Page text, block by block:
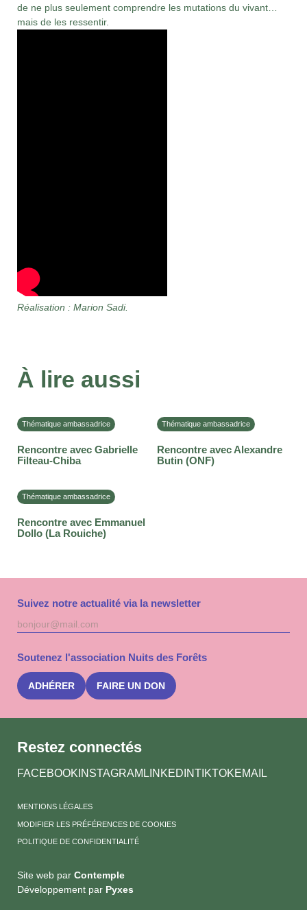
de ne plus seulement comprendre les mutations du vivant…
mais de les ressentir.
Réalisation : Marion Sadi.
À lire aussi
Thématique ambassadrice
Rencontre avec Gabrielle
Filteau-Chiba
Thématique ambassadrice
Rencontre avec Alexandre
Butin (ONF)
Thématique ambassadrice
Rencontre avec Emmanuel
Dollo (La Rouiche)
Suivez notre actualité via la newsletter
Adresse
mail
à
Soutenez l'association Nuits des Forêts
ADHÉRER FAIRE UN DON
Restez connectés
FACEBOOK INSTAGRAM LINKEDINTIKTOKEMAIL
MENTIONS LÉGALES
MODIFIER LES PRÉFÉRENCES DE COOKIES
POLITIQUE DE CONFIDENTIALITÉ
Site web par Contemple
Développement par Pyxes